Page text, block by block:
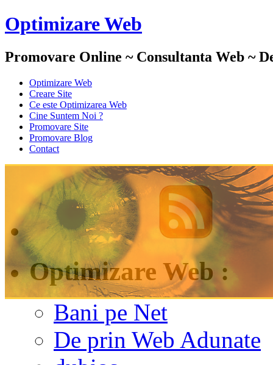
Optimizare Web
Promovare Online ~ Consultanta Web ~
Optimizare Web
Creare Site
Ce este Optimizarea Web
Cine Suntem Noi ?
Promovare Site
Promovare Blog
Contact
Daruire
Optimizare Web :
Bani pe Net
De prin Web Adunate